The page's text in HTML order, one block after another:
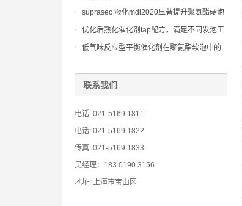
的应用潜力
suprasec 液化mdi2020显著提升聚氨酯硬泡
热绝缘效能的机制
优化后熟化催化剂tap配方，满足不同发泡工
艺和制品性能的要求。
低气味反应型平衡催化剂在聚氨酯软泡中的
联系我们
电话: 021-5169 1811
电话: 021-5169 1822
传真: 021-5169 1833
吴经理：183 0190 3156
地址: 上海市宝山区